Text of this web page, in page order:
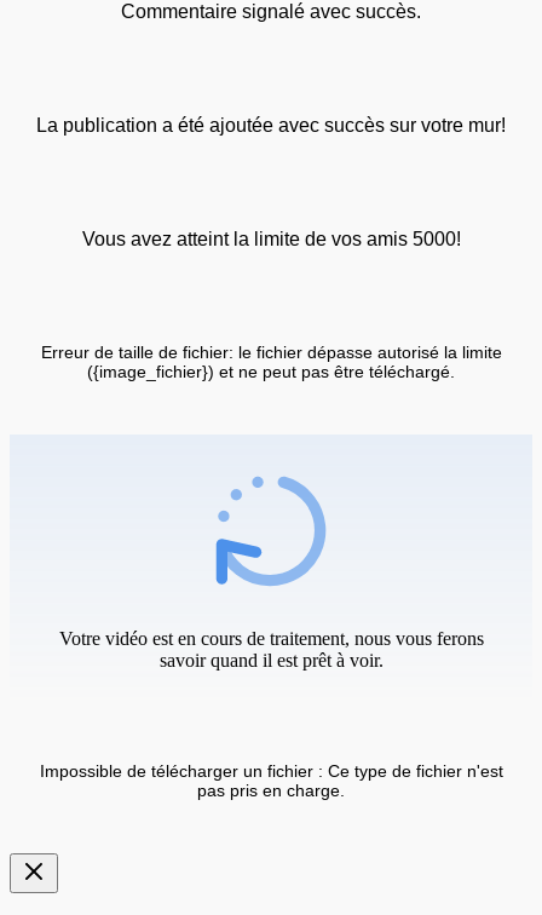
Commentaire signalé avec succès.
La publication a été ajoutée avec succès sur votre mur!
Vous avez atteint la limite de vos amis 5000!
Erreur de taille de fichier: le fichier dépasse autorisé la limite
({image_fichier}) et ne peut pas être téléchargé.
Votre vidéo est en cours de traitement, nous vous ferons
savoir quand il est prêt à voir.
Impossible de télécharger un fichier : Ce type de fichier n'est
pas pris en charge.